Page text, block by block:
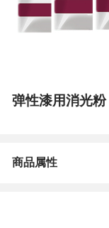
弹性漆用消光
商品属性